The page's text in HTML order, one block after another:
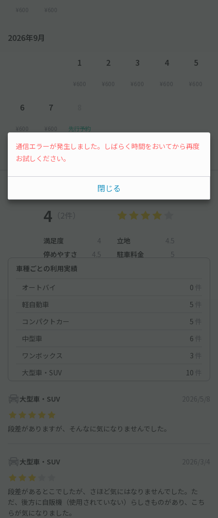
¥600 ¥600
2026年9月
1
¥600
2
¥600
3
¥600
4
¥600
5
¥600
6
¥600
7
¥600 先行予約
4 （2件）
満足度 4 立地
4.5
停めやすさ
4.5 駐車料金
5
車種ごとの利用実績
オートバイ
0 件
軽自動車
5 件
コンパクトカー
5 件
中型車
6 件
ワンボックス
3 件
大型車・SUV
10 件
大型車・SUV 2026/5/8
段差がありますが、そんなに気になりませんでした。
大型車・SUV 2026/3/4
段差があるとこでしたが、さほど気にはなりませんでした。た
だ、後方に自販機（使用されていない）らしきものがあり、こち
らが気になりました。
通信エラーが発生しました。しばらく時間をおいてから再度
お試しください。
閉じる